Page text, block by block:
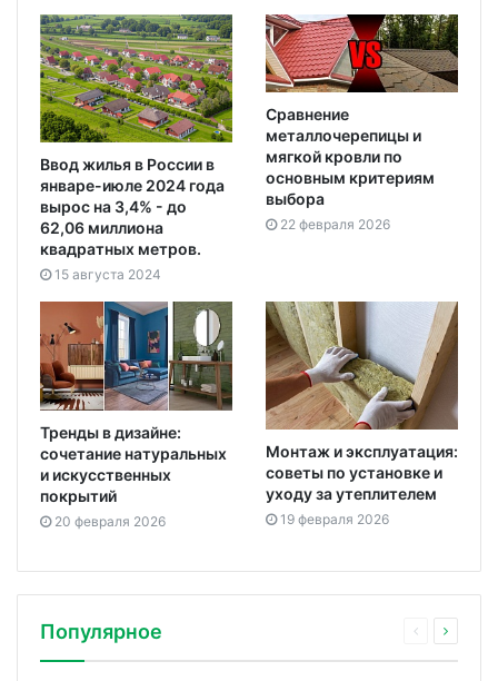
Ввод жилья в России в
январе-июле 2024 года
вырос на 3,4% - до
62,06 миллиона
квадратных метров.
15 августа 2024
Сравнение
металлочерепицы и
мягкой кровли по
основным критериям
выбора
22 февраля 2026
Тренды в дизайне:
сочетание натуральных
и искусственных
покрытий
20 февраля 2026
Монтаж и эксплуатация:
советы по установке и
уходу за утеплителем
19 февраля 2026
Популярное